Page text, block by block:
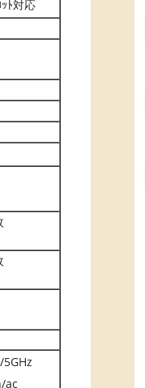
ﾄ対応
ac